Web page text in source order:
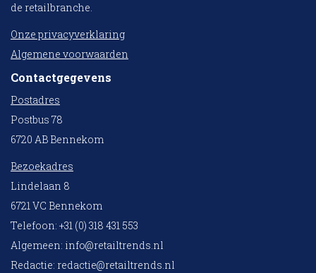
de retailbranche.
Onze privacyverklaring
Algemene voorwaarden
Contactgegevens
Postadres
Postbus 78
6720 AB Bennekom
Bezoekadres
Lindelaan 8
6721 VC Bennekom
Telefoon: +31 (0) 318 431 553
Algemeen: info@retailtrends.nl
Redactie: redactie@retailtrends.nl